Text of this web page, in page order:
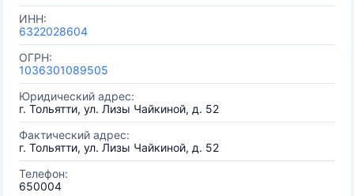
ИНН:
6322028604
ОГРН:
1036301089505
Юридический адрес:
г. Тольятти, ул. Лизы Чайкиной, д. 52
Фактический адрес:
г. Тольятти, ул. Лизы Чайкиной, д. 52
Телефон:
650004